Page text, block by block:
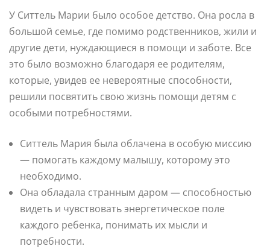
У Ситтель Марии было особое детство. Она росла в
большой семье, где помимо родственников, жили и
другие дети, нуждающиеся в помощи и заботе. Все
это было возможно благодаря ее родителям,
которые, увидев ее невероятные способности,
решили посвятить свою жизнь помощи детям с
особыми потребностями.
Ситтель Мария была облачена в особую миссию
— помогать каждому малышу, которому это
необходимо.
Она обладала странным даром — способностью
видеть и чувствовать энергетическое поле
каждого ребенка, понимать их мысли и
потребности.